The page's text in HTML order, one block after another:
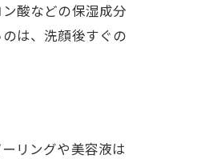
酸などの保湿成分
は、洗顔後すぐの
リングや美容液は